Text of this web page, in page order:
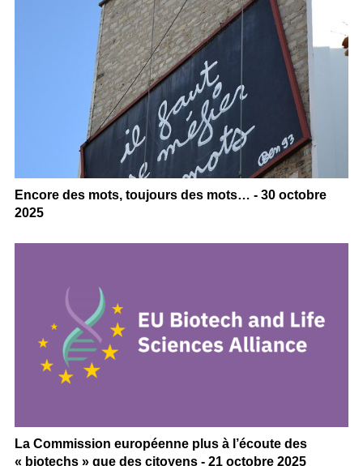
Encore des mots, toujours des mots… - 30 octobre
2025
La Commission européenne plus à l’écoute des
« biotechs » que des citoyens - 21 octobre 2025